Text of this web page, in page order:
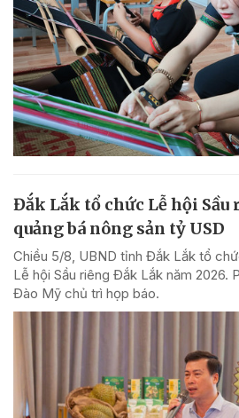
Đắk Lắk tổ chức Lễ hội Sầu
quảng bá nông sản tỷ USD
Chiều 5/8, UBND tỉnh Đắk Lắk tổ
Lễ hội Sầu riêng Đắk Lắk năm 2026.
Đào Mỹ chủ trì họp báo.